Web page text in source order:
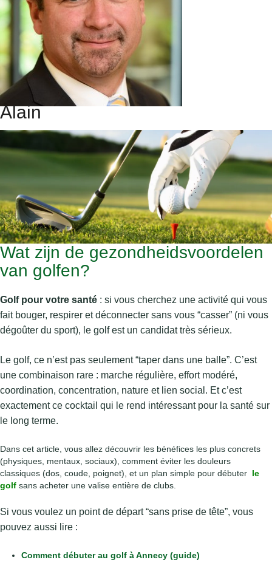
Alain
Wat zijn de gezondheidsvoordelen
van golfen?
Golf pour votre santé : si vous cherchez une activité qui vous
fait bouger, respirer et déconnecter sans vous “casser” (ni vous
dégoûter du sport), le golf est un candidat très sérieux.
Le golf, ce n’est pas seulement “taper dans une balle”. C’est
une combinaison rare : marche régulière, effort modéré,
coordination, concentration, nature et lien social. Et c’est
exactement ce cocktail qui le rend intéressant pour la santé sur
le long terme.
Dans cet article, vous allez découvrir les bénéfices les plus concrets
(physiques, mentaux, sociaux), comment éviter les douleurs
classiques (dos, coude, poignet), et un plan simple pour débuter le
golf sans acheter une valise entière de clubs.
Si vous voulez un point de départ “sans prise de tête”, vous
pouvez aussi lire :
Comment débuter au golf à Annecy (guide)